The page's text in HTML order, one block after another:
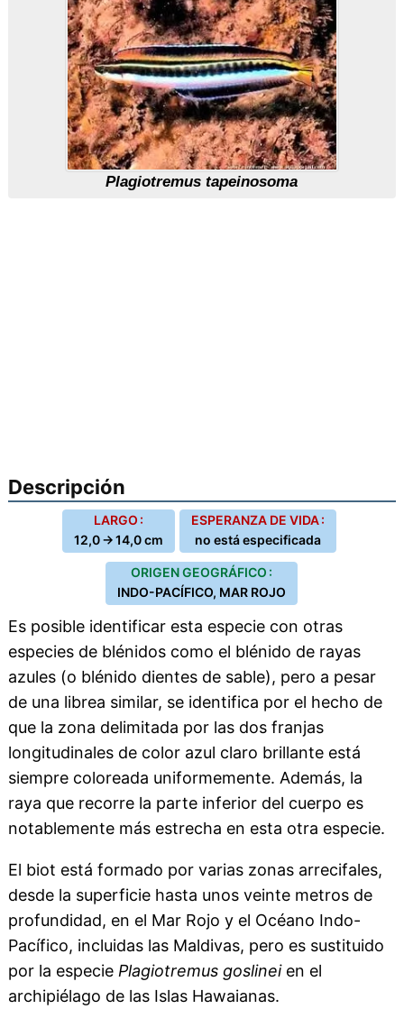
Plagiotremus tapeinosoma
Descripción
LARGO :
12,0 → 14,0 cm
ESPERANZA DE VIDA :
no está especificada
ORIGEN GEOGRÁFICO :
INDO-PACÍFICO, MAR ROJO
Es posible identificar esta especie con otras
especies de blénidos como el blénido de rayas
azules (o blénido dientes de sable), pero a pesar
de una librea similar, se identifica por el hecho de
que la zona delimitada por las dos franjas
longitudinales de color azul claro brillante está
siempre coloreada uniformemente. Además, la
raya que recorre la parte inferior del cuerpo es
notablemente más estrecha en esta otra especie.
El biot está formado por varias zonas arrecifales,
desde la superficie hasta unos veinte metros de
profundidad, en el Mar Rojo y el Océano Indo-
Pacífico, incluidas las Maldivas, pero es sustituido
por la especie Plagiotremus goslineien el
archipiélago de las Islas Hawaianas.